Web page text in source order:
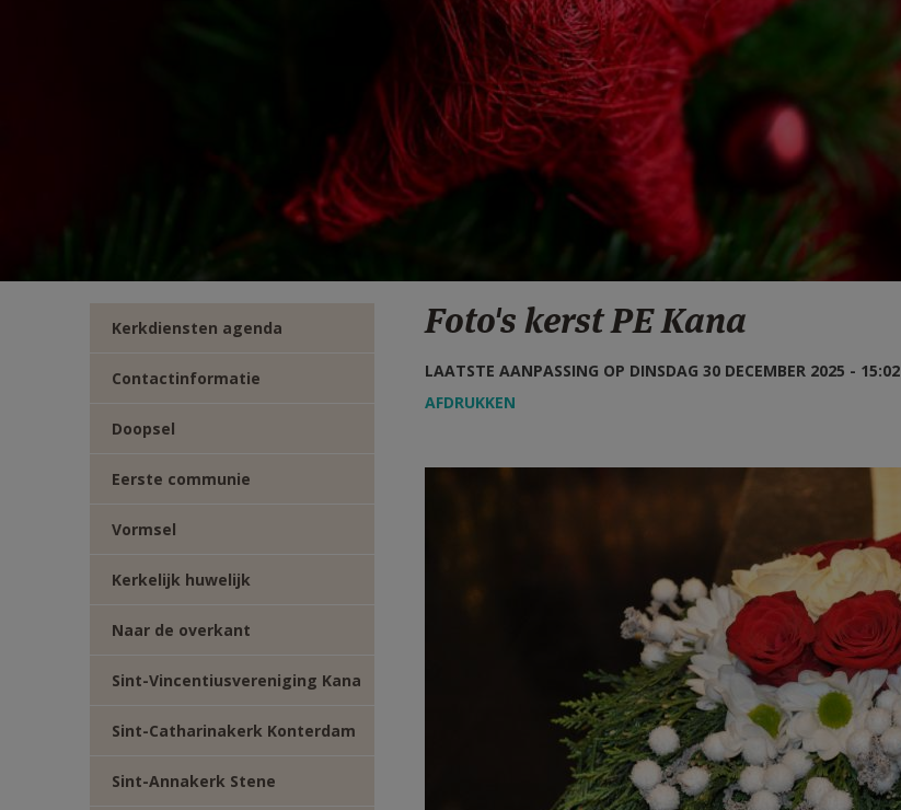
Kerkdiensten agenda
Contactinformatie
Doopsel
Eerste communie
Vormsel
Kerkelijk huwelijk
Naar de overkant
Sint-Vincentiusvereniging Kana
Sint-Catharinakerk Konterdam
Sint-Annakerk Stene
Foto's kerst PE Kana
LAATSTE AANPASSING OP DINSDAG 30 DECEMBER 2025 - 15:02
AFDRUKKEN
DSC_0033.JPG